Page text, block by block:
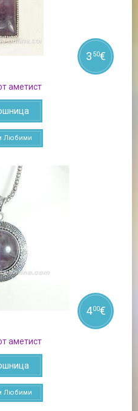
аметист
3 50€
Любими
аметист
400€
Любими